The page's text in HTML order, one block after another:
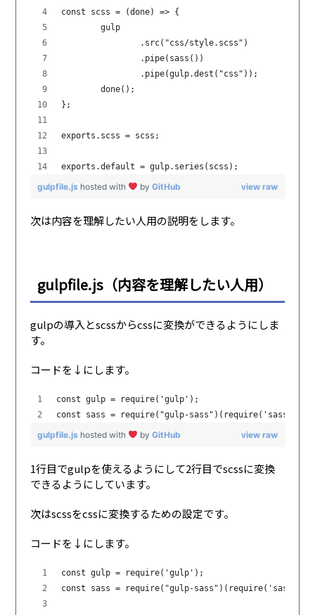
const scss = (done) => {
	gulp
		.src("css/style.scss")
		.pipe(sass())
		.pipe(gulp.dest("css"));
	done();
};
exports.scss = scss;
exports.default = gulp.series(scss);
view raw
gulpfile.js hosted with byGitHub
次は内容を理解したい人用の説明をします。
gulpfile.js（内容を理解したい人用）
gulpの導入とscssからcssに変換ができるようにしま
す。
コードを↓にします。
const gulp = require('gulp');
const sass = require("gulp-sass")(require('sass'));
view raw
gulpfile.js hosted with byGitHub
1行目でgulpを使えるようにして2行目でscssに変換
できるようにしています。
次はscssをcssに変換するための設定です。
コードを↓にします。
const gulp = require('gulp');
const sass = require("gulp-sass")(require('sass'));